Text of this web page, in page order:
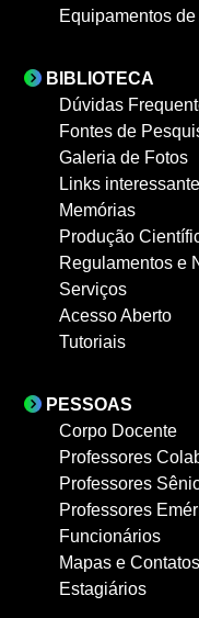
Equipamentos
BIBLIOTECA
Dúvidas
Fontes de
Galeria de Fotos
Links
Memórias
Produção
Regulamentos e
Serviços
Acesso Aberto
Tutoriais
PESSOAS
Corpo Docente
Professores
Professores
Professores
Funcionários
Mapas e Contatos
Estagiários